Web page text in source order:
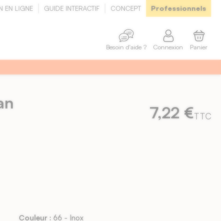
EN LIGNE GUIDE INTERACTIF CONCEPT Professionnels
Besoin d'aide ? Connexion Panier
7,22 €TTC
Couleur : 66 - Inox